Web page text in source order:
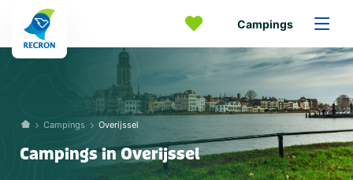
Campings
Campings Overijssel
Campings in Overijssel